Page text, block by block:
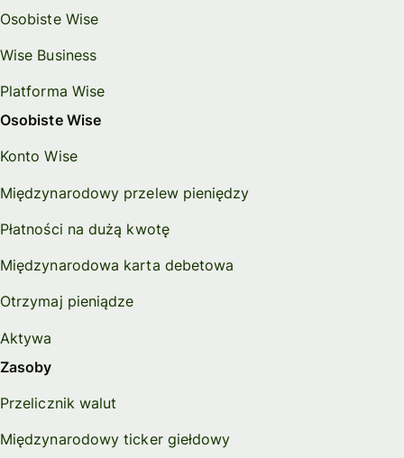
Osobiste Wise
Wise Business
Platforma Wise
Osobiste Wise
Konto Wise
Międzynarodowy przelew pieniędzy
Płatności na dużą kwotę
Międzynarodowa karta debetowa
Otrzymaj pieniądze
Aktywa
Zasoby
Przelicznik walut
Międzynarodowy ticker giełdowy